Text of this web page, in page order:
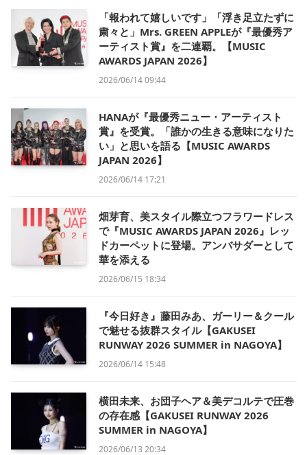
「報われて嬉しいです」「浮き足立たずに
粛々と」Mrs. GREEN APPLEが『最優秀ア
ーティスト賞』を二連覇。【MUSIC
AWARDS JAPAN 2026】
2026/06/14 09:44
HANAが『最優秀ニュー・アーティスト
賞』を受賞。「誰かの生きる意味になりた
い」と思いを語る【MUSIC AWARDS
JAPAN 2026】
2026/06/14 17:21
畑芽育、美スタイル際立つフラワードレス
で『MUSIC AWARDS JAPAN 2026』レッ
ドカーペットに登場。アンバサダーとして
華を添える
2026/06/15 18:34
『今日好き』藤田みあ、ガーリー＆クール
で魅せる抜群スタイル【GAKUSEI
RUNWAY 2026 SUMMER in NAGOYA】
2026/06/14 15:48
横田未来、お団子ヘア＆美デコルテで圧巻
の存在感【GAKUSEI RUNWAY 2026
SUMMER in NAGOYA】
2026/06/13 20:34